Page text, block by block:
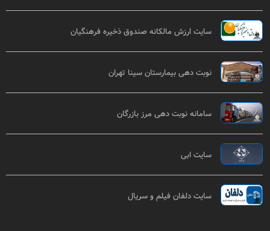
سایت ارزش مالکانه صندوق ذخیره فرهنگیان
نوبت دهی بیمارستان سینا تهران
سامانه نوبت دهی مرز بازرگان
سایت ابی
سایت دلفان فیلم و سریال